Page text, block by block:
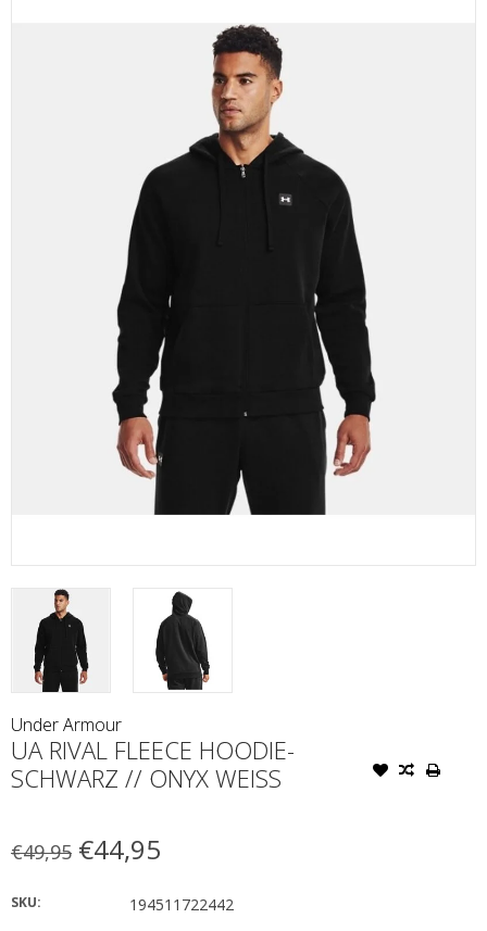
Under Armour
UA RIVAL FLEECE HOODIE-
SCHWARZ // ONYX WEISS
€49,95 €44,95
SKU: 194511722442